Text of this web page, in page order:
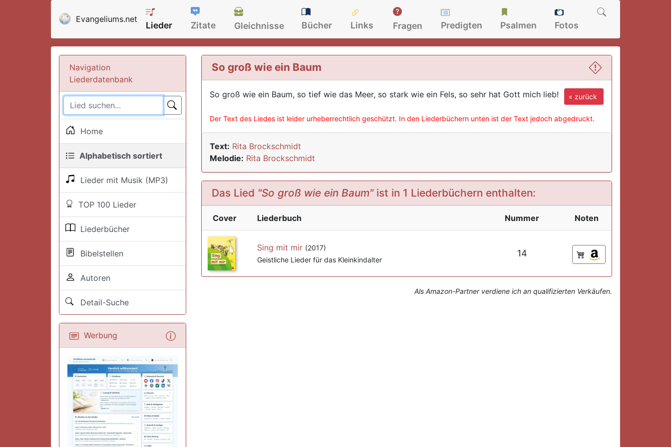
Evangeliums.net
Lieder Zitate Gleichnisse Bücher Links Fragen Predigten Psalmen Fotos
Navigation
Liederdatenbank
Home
Alphabetisch sortiert
Lieder mit Musik (MP3)
TOP 100 Lieder
Liederbücher
Bibelstellen
Autoren
Detail-Suche
Werbung
So groß wie ein Baum
« zurück
So groß wie ein Baum, so tief wie das Meer, so stark wie ein Fels, so sehr hat Gott mich lieb!
Der Text des Liedes ist leider urheberrechtlich geschützt. In den Liederbüchern unten ist der Text jedoch abgedruckt.
Text: Rita Brockschmidt
Melodie: Rita Brockschmidt
Das Lied "So groß wie ein Baum"ist in 1 Liederbüchern enthalten:
Cover Liederbuch Nummer Noten
Sing mit mir (2017)
Geistliche Lieder für das Kleinkindalter
14
Als Amazon-Partner verdiene ich an qualifizierten Verkäufen.